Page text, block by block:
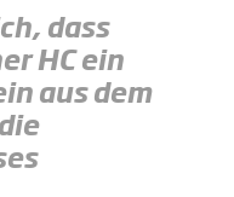
dass
HC ein
aus dem